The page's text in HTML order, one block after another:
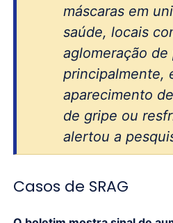
máscaras em
saúde, locais
aglomeração de
principalmente,
aparecimento
de gripe ou
alertou a
Casos de SRAG